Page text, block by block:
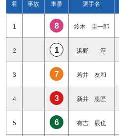
着 事故 車番 選手名
1 8 鈴木 圭一郎
2 1 浜野 淳
3 7 若井 友和
4 3 新井 恵匠
5 6 有吉 辰也